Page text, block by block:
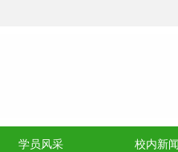
学员风采 校内新